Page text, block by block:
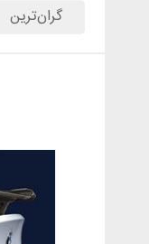
گران‌ترین